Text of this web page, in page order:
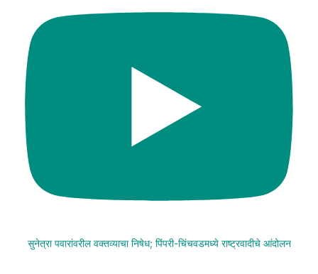
सुनेत्रा पवारांवरील वक्तव्याचा निषेध; पिंपरी-चिंचवडमध्ये राष्ट्रवादीचे आंदोलन